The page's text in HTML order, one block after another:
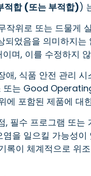
적합 (또는 부적합))
위로 또는 드물게
되었음을 의미하지
며, 이를 수정하지
애, 식품 안전 관리
또는 Good
에 포함된 제품에 대
, 필수 프로그램 또는
을 일으킬 가능성
록이 체계적으로 위